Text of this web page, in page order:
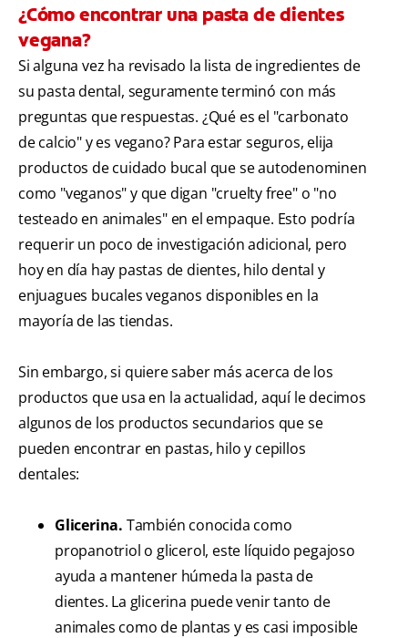
¿Cómo encontrar una pasta de dientes
vegana?
Si alguna vez ha revisado la lista de ingredientes de
su pasta dental, seguramente terminó con más
preguntas que respuestas. ¿Qué es el "carbonato
de calcio" y es vegano? Para estar seguros, elija
productos de cuidado bucal que se autodenominen
como "veganos" y que digan "cruelty free" o "no
testeado en animales" en el empaque. Esto podría
requerir un poco de investigación adicional, pero
hoy en día hay pastas de dientes, hilo dental y
enjuagues bucales veganos disponibles en la
mayoría de las tiendas.
Sin embargo, si quiere saber más acerca de los
productos que usa en la actualidad, aquí le decimos
algunos de los productos secundarios que se
pueden encontrar en pastas, hilo y cepillos
dentales:
Glicerina. También conocida como
propanotriol o glicerol, este líquido pegajoso
ayuda a mantener húmeda la pasta de
dientes. La glicerina puede venir tanto de
animales como de plantas y es casi imposible